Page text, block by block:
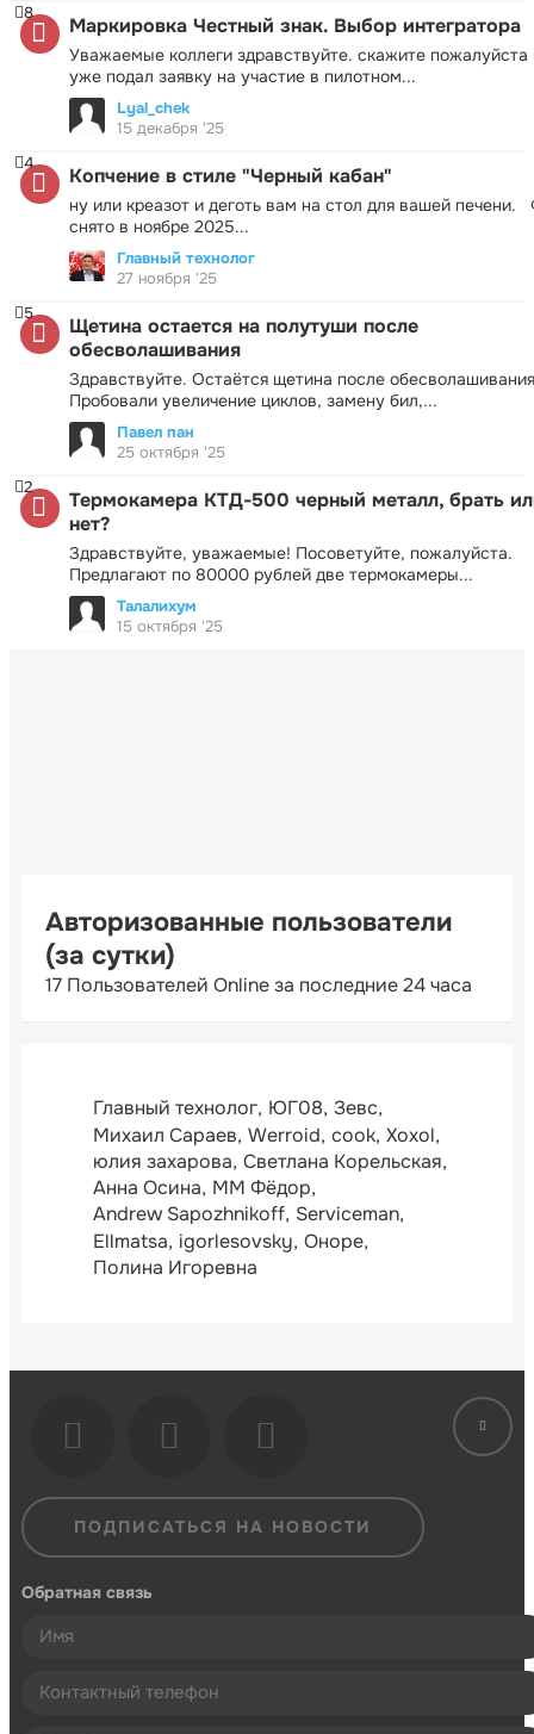
Маркировка Честный знак. Выбор интегратора
Уважаемые коллеги здравствуйте. скажите пожалуйста
уже подал заявку на участие в пилотном...
8
Lyal_chek
15 декабря '25
Копчение в стиле "Черный кабан"
ну или креазот и деготь вам на стол для вашей печени.
снято в ноябре 2025...
4
Главный технолог
27 ноября '25
Щетина остается на полутуши после
обесволашивания
Здравствуйте. Остаётся щетина после
Пробовали увеличение циклов, замену бил,...
5
Павел пан
25 октября '25
Термокамера КТД-500 черный металл, брать
нет?
Здравствуйте, уважаемые! Посоветуйте, пожалуйста.
Предлагают по 80000 рублей две термокамеры...
2
Талалихум
15 октября '25
Авторизованные пользователи
(за сутки)
17 Пользователей Online за последние 24 часа
Главный технолог ЮГ08 Зевс
Михаил Сараев Werroid cook Xoxol
юлия захарова Светлана Корельская
Анна Осина ММ Фёдор
Andrew Sapozhnikoff Serviceman
Ellmatsa igorlesovsky Оноре
Полина Игоревна
ПОДПИСАТЬСЯ НА НОВОСТИ
Обратная связь